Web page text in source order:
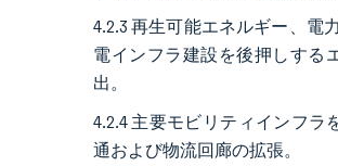
4.2.3 再生可能エネルギー、電
電インフラ建設を後押しする
出。
4.2.4 主要モビリティインフラ
通および物流回廊の拡張。